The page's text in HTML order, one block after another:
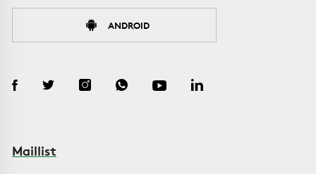
ANDROID
Maillist